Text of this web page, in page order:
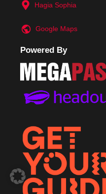
Hagia Sophia
Google Maps
Powered By